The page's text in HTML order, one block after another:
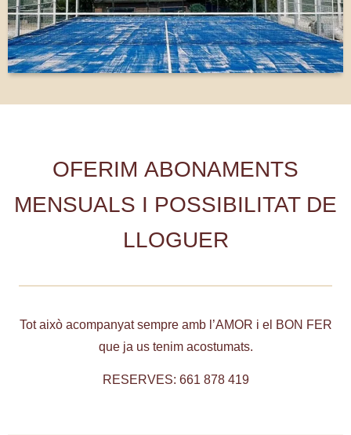
OFERIM ABONAMENTS
MENSUALS I POSSIBILITAT DE
LLOGUER
Tot això acompanyat sempre amb l’AMOR i el BON FER
que ja us tenim acostumats.
RESERVES: 661 878 419